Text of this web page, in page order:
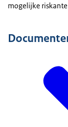
mogelijke